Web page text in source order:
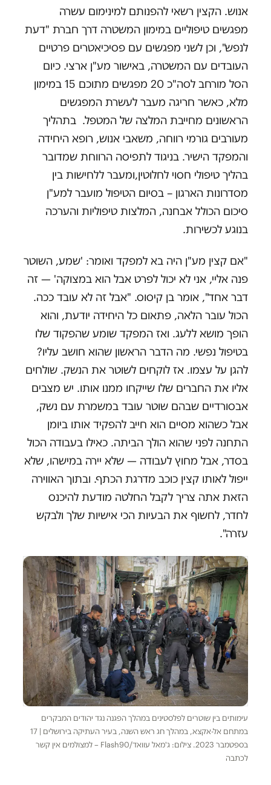
אנוש. הקצין רשאי להפנותם למינימום עשרה
מפגשים טיפוליים במימון המשטרה דרך חברת "דעת
לנפש", וכן לשני מפגשים עם פסיכיאטרים פרטיים
העובדים עם המשטרה, באישור מע"ן ארצי. כיום
הסל מורחב לסה"כ 20 מפגשים מתוכם 15 במימון
מלא, כאשר חריגה מעבר לעשרת המפגשים
הראשונים מחייבת המלצה של המטפל. בתהליך
מעורבים גורמי רווחה, משאבי אנוש, רופא היחידה
והמפקד הישיר. בניגוד לתפיסה הרווחת שמדובר
בהליך טיפולי חסוי לחלוטין,ומעבר ללחישות בין
מסדרונות הארגון – בסיום הטיפול מועבר למע"ן
סיכום הכולל אבחנה, המלצות טיפוליות והערכה
בנוגע לכשירות.
"אם קצין מע"ן היה בא למפקד ואומר: 'שמע, השוטר
פנה אליי, אני לא יכול לפרט אבל הוא במצוקה' — זה
דבר אחד", אומר בן קיסוס. "אבל זה לא עובד ככה.
הכול עובר הלאה, פתאום כל היחידה יודעת, והוא
הופך מושא ללעג. ואז המפקד שומע שהפקוד שלו
בטיפול נפשי. מה הדבר הראשון שהוא חושב עליו?
להגן על עצמו. אז לוקחים לשוטר את הנשק. שולחים
אליו את החברים שלו שייקחו ממנו אותו. יש מצבים
אבסורדיים שבהם שוטר עובד במשמרת עם נשק,
אבל כשהוא מסיים הוא חייב להפקיד אותו ביומן
התחנה לפני שהוא הולך הביתה. כאילו בעבודה הכול
בסדר, אבל מחוץ לעבודה — שלא יירה במישהו, שלא
ייפול לאותו קצין כוכב מדרגת הכתף. ובתוך האווירה
הזאת אתה צריך לקבל החלטה מודעת להיכנס
לחדר, לחשוף את הבעיות הכי אישיות שלך ולבקש
עזרה".
עימותים בין שוטרים לפלסטינים במהלך הפגנה נגד יהודים המבקרים
במתחם אל-אקצא, במהלך חג ראש השנה, בעיר העתיקה בירושלים | 17
בספטמבר 2023. צילום: ג'מאל עוואד/Flash90 – למצולמים אין קשר
לכתבה